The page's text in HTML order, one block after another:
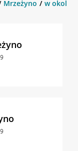
Mrzeżyno w okolicy